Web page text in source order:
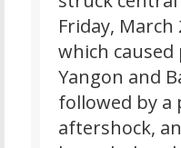
Friday, March
which
Yangon and
followed by a
aftershock,